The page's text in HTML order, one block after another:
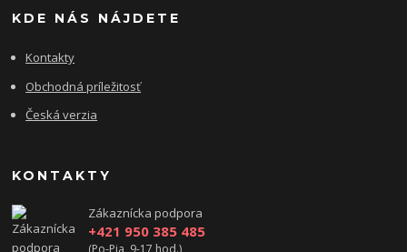
KDE NÁS NÁJDETE
Kontakty
Obchodná príležitosť
Česká verzia
KONTAKTY
Zákaznícka podpora
+421 950 385 485